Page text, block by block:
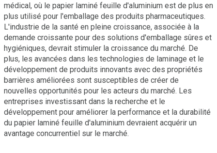
médical, où le papier laminé feuille d'aluminium est de plus en
plus utilisé pour l'emballage des produits pharmaceutiques.
L'industrie de la santé en pleine croissance, associée à la
demande croissante pour des solutions d'emballage sûres et
hygiéniques, devrait stimuler la croissance du marché. De
plus, les avancées dans les technologies de laminage et le
développement de produits innovants avec des propriétés
barrières améliorées sont susceptibles de créer de
nouvelles opportunités pour les acteurs du marché. Les
entreprises investissant dans la recherche et le
développement pour améliorer la performance et la durabilité
du papier laminé feuille d'aluminium devraient acquérir un
avantage concurrentiel sur le marché.